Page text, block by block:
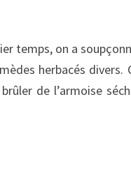
temps, on a
herbacés
de l’armoise